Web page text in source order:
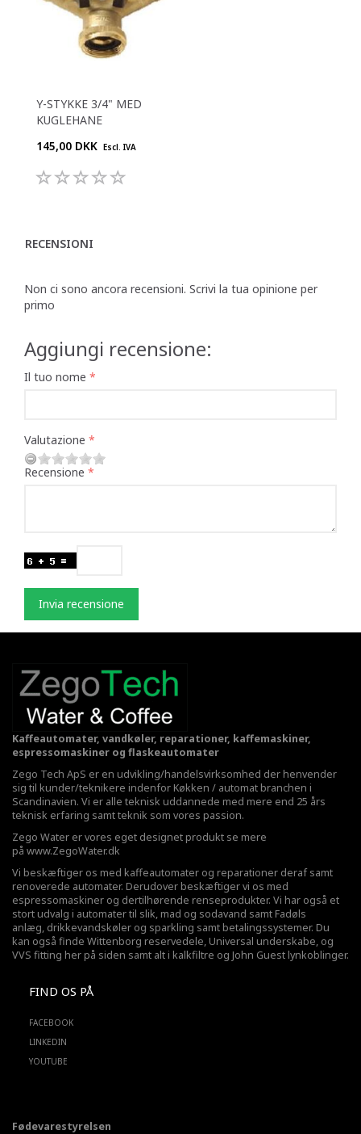
Y-STYKKE 3/4" MED
KUGLEHANE
145,00 DKK Escl. IVA
RECENSIONI
Non ci sono ancora recensioni. Scrivi la tua opinione per
primo
Aggiungi recensione:
Il tuo nome
Valutazione
Recensione
Invia recensione
Kaffeautomater, vandkøler, reparationer, kaffemaskiner,
espressomaskiner og flaskeautomater
Zego Tech ApS er en udvikling/handelsvirksomhed der henvender
sig til kunder/teknikere indenfor Køkken / automat branchen i
Scandinavien. Vi er alle teknisk uddannede med mere end 25 års
teknisk erfaring samt teknik som vores passion.
Zego Water er vores eget designet produkt se mere
på www.ZegoWater.dk
Vi beskæftiger os med kaffeautomater og reparationer deraf samt
renoverede automater. Derudover beskæftiger vi os med
espressomaskiner og dertilhørende renseprodukter. Vi har også et
stort udvalg i automater til slik, mad og sodavand samt Fadøls
anlæg, drikkevandskøler og sparkling samt betalingssystemer. Du
kan også finde Wittenborg reservedele, Universal underskabe, og
VVS fitting her på siden samt alt i kalkfiltre og John Guest lynkoblinger.
FIND OS PÅ
FACEBOOK
LINKEDIN
YOUTUBE
Fødevarestyrelsen